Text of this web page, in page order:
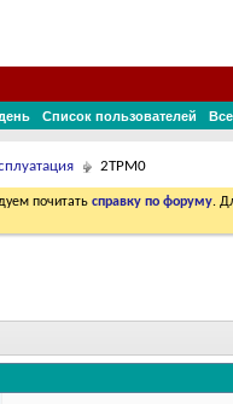
Список пользователей
2ТРМ0
почитать справку по форуму.